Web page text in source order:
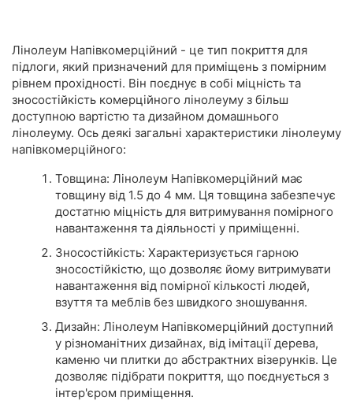
Лінолеум Напівкомерційний - це тип покриття для
підлоги, який призначений для приміщень з помірним
рівнем прохідності. Він поєднує в собі міцність та
зносостійкість комерційного лінолеуму з більш
доступною вартістю та дизайном домашнього
лінолеуму. Ось деякі загальні характеристики лінолеуму
напівкомерційного:
Товщина: Лінолеум Напівкомерційний має
товщину від 1.5 до 4 мм. Ця товщина забезпечує
достатню міцність для витримування помірного
навантаження та діяльності у приміщенні.
Зносостійкість: Характеризується гарною
зносостійкістю, що дозволяє йому витримувати
навантаження від помірної кількості людей,
взуття та меблів без швидкого зношування.
Дизайн: Лінолеум Напівкомерційний доступний
у різноманітних дизайнах, від імітації дерева,
каменю чи плитки до абстрактних візерунків. Це
дозволяє підібрати покриття, що поєднується з
інтер'єром приміщення.